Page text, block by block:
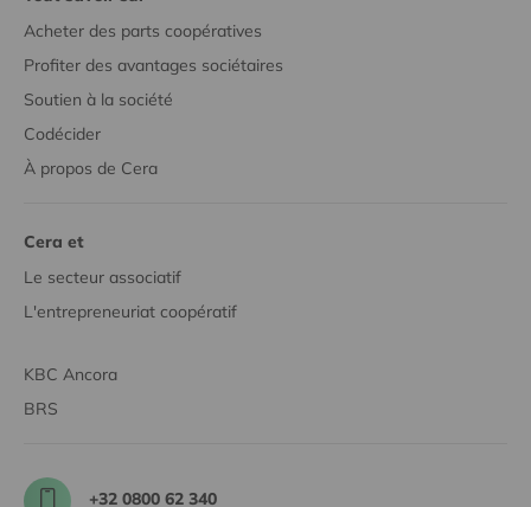
Acheter des parts coopératives
Profiter des avantages sociétaires
Soutien à la société
Codécider
À propos de Cera
Cera et
Le secteur associatif
L'entrepreneuriat coopératif
KBC Ancora
BRS
+32 0800 62 340